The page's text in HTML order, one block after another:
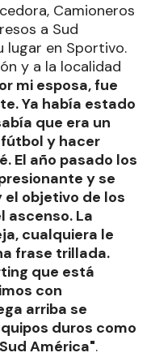
Camioneros
a Sud
lugar en Sportivo.
y a la localidad
mi esposa, fue
Ya había estado
que era un
y hacer
El año pasado los
y se
el objetivo de los
ascenso. La
cualquiera le
frase trillada.
que está
con
arriba se
duros como
América".